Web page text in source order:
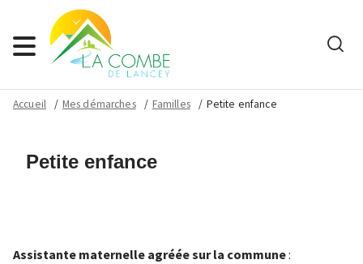
Menu
Accueil Mes démarches Familles Petite enfance
Petite enfance
Assistante maternelle agréée sur la commune: